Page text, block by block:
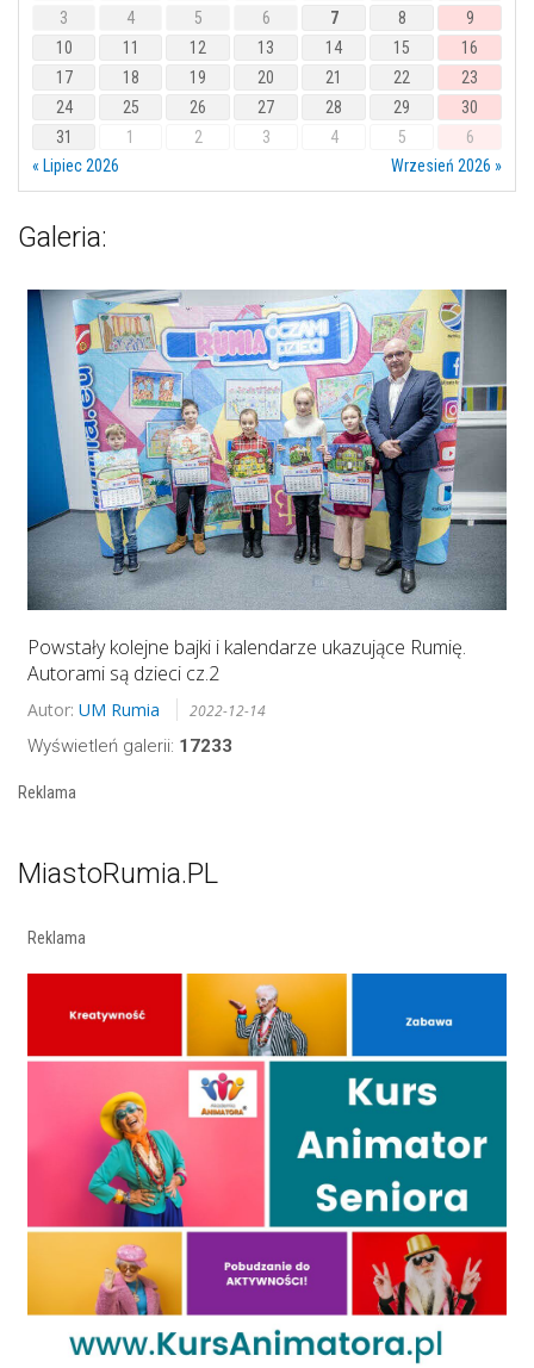
3 4 5 6 7 8
9
10
11 12 13 14 15
16
17
18 19 20 21 22
23
24
25 26 27 28 29
30
31
1 2 3 4 5
6
« Lipiec 2026
Wrzesień 2026 »
Galeria:
Powstały kolejne bajki i kalendarze ukazujące Rumię.
Autorami są dzieci cz.2
Autor: UM Rumia 2022-12-14
Wyświetleń galerii: 17233
Reklama
MiastoRumia.PL
Reklama